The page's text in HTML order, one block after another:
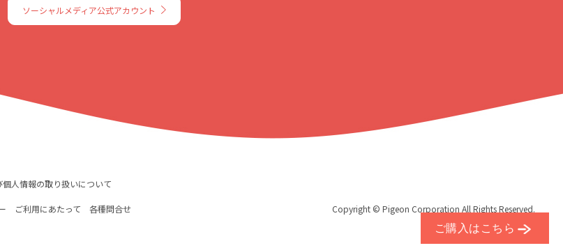
ご購入はこちら
ソーシャルメディア公式アカウント
人情報の取り扱いについて
ご利用にあたって 各種問合せ Copyright © Pigeon Corporation All Rights Reserved.